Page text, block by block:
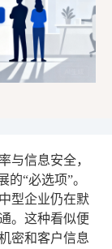
与信息安全，
“必选项”。
型企业仍在默
。这种看似便
密和客户信息